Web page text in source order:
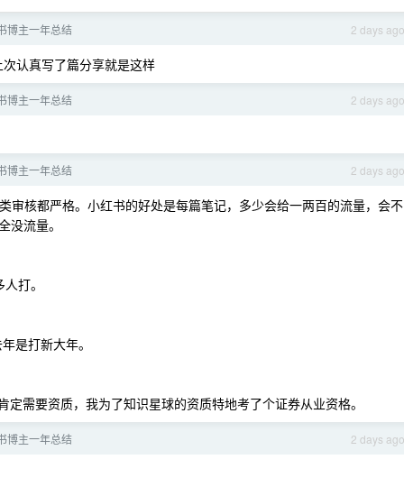
2 days ago
博主一年总结
认真写了篇分享就是这样
2 days ago
博主一年总结
2 days ago
博主一年总结
审核都严格。小红书的好处是每篇笔记，多少会给一两百的流量，会不
没流量。
打。
是打新大年。
需要资质，我为了知识星球的资质特地考了个证券从业资格。
2 days ago
博主一年总结